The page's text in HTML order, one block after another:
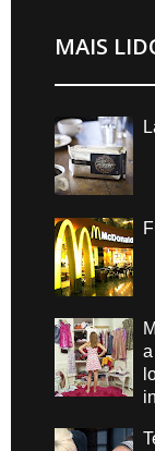
MAIS